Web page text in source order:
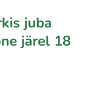
juba
järel 18